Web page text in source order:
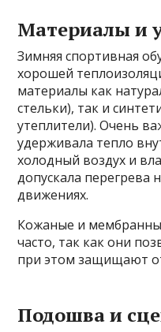
Материалы и
Зимняя спортивная
хорошей
материалы как
стельки), так и
утеплители). Очень
удерживала тепло
холодный воздух и
допускала перегрева
движениях.
Кожаные и
часто, так как они
при этом защищают
Подошва и